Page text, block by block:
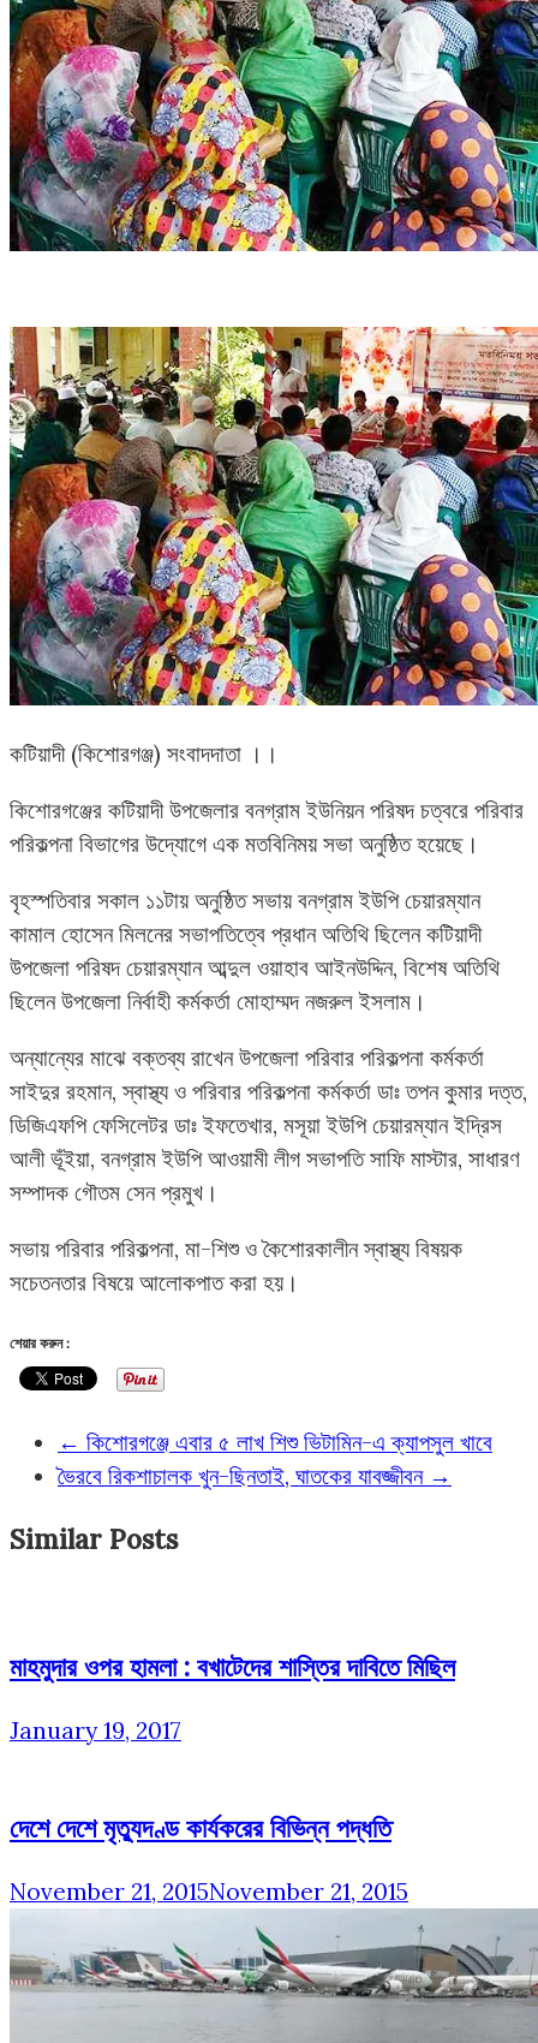
কটিয়াদী (কিশোরগঞ্জ) সংবাদদাতা ।।
কিশোরগঞ্জের কটিয়াদী উপজেলার বনগ্রাম ইউনিয়ন পরিষদ চত্বরে পরিবার
পরিকল্পনা বিভাগের উদ্যোগে এক মতবিনিময় সভা অনুষ্ঠিত হয়েছে।
বৃহস্পতিবার সকাল ১১টায় অনুষ্ঠিত সভায় বনগ্রাম ইউপি চেয়ারম্যান
কামাল হোসেন মিলনের সভাপতিত্বে প্রধান অতিথি ছিলেন কটিয়াদী
উপজেলা পরিষদ চেয়ারম্যান আব্দুল ওয়াহাব আইনউদ্দিন, বিশেষ অতিথি
ছিলেন উপজেলা নির্বাহী কর্মকর্তা মোহাম্মদ নজরুল ইসলাম।
অন্যান্যের মাঝে বক্তব্য রাখেন উপজেলা পরিবার পরিকল্পনা কর্মকর্তা
সাইদুর রহমান, স্বাস্থ্য ও পরিবার পরিকল্পনা কর্মকর্তা ডাঃ তপন কুমার দত্ত,
ডিজিএফপি ফেসিলেটর ডাঃ ইফতেখার, মসূয়া ইউপি চেয়ারম্যান ইদ্রিস
আলী ভূঁইয়া, বনগ্রাম ইউপি আওয়ামী লীগ সভাপতি সাফি মাস্টার, সাধারণ
সম্পাদক গৌতম সেন প্রমুখ।
সভায় পরিবার পরিকল্পনা, মা-শিশু ও কৈশোরকালীন স্বাস্থ্য বিষয়ক
সচেতনতার বিষয়ে আলোকপাত করা হয়।
শেয়ার করুন :
← কিশোরগঞ্জে এবার ৫ লাখ শিশু ভিটামিন-এ ক্যাপসুল খাবে
ভৈরবে রিকশাচালক খুন-ছিনতাই, ঘাতকের যাবজ্জীবন →
Similar Posts
মাহমুদার ওপর হামলা : বখাটেদের শাস্তির দাবিতে মিছিল
January 19, 2017
দেশে দেশে মৃত্যুদণ্ড কার্যকরের বিভিন্ন পদ্ধতি
November 21, 2015November 21, 2015